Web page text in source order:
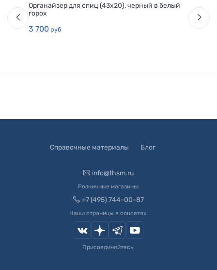
Органайзер для спиц (43х20), черный в белый
горох
3 700 руб
Справочные материалы Блог
info@thsm.ru
Розничные магазины:
+7 (495) 744-00-87
Наши страницы в соцсетях:
Присоединяйтесь!